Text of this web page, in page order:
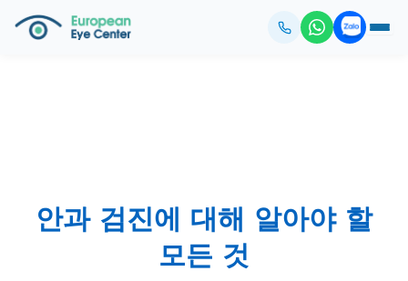
안과 검진에 대해 알아야 할
모든 것